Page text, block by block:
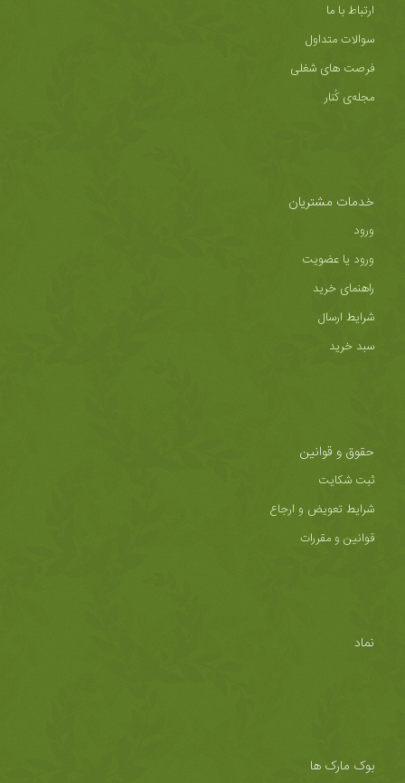
ارتباط با ما
سوالات متداول
فرصت های شغلی
مجله‌ی کُنار
خدمات مشتریان
ورود
ورود یا عضویت
راهنمای خرید
شرایط ارسال
سبد خرید
حقوق و قوانین
ثبت شکایت
شرایط تعویض و ارجاع
قوانین و مقررات
نماد
بوک مارک ها